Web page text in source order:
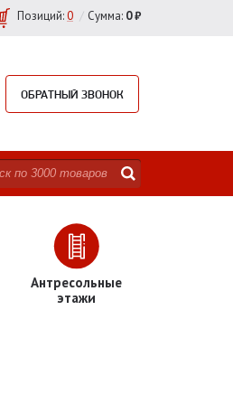
Позиций:0 / Сумма: 0 ₽
ОБРАТНЫЙ ЗВОНОК
Антресольные
этажи